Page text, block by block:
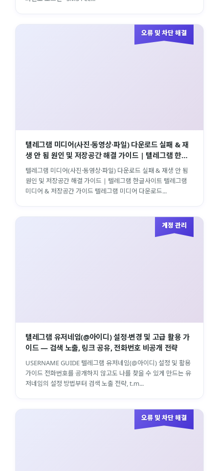
오류 및 차단 해결
텔레그램 미디어(사진·동영상·파일) 다운로드 실패 & 재
생 안 됨 원인 및 저장공간 해결 가이드 | 텔레그램 한글
사이트
텔레그램 미디어(사진·동영상·파일) 다운로드 실패 & 재생 안 됨
원인 및 저장공간 해결 가이드 | 텔레그램 한글사이트 텔레그램
미디어 & 저장공간 가이드 텔레그램 미디어 다운로드...
계정 관리
텔레그램 유저네임(@아이디) 설정·변경 및 고급 활용 가
이드 — 검색 노출, 링크 공유, 전화번호 비공개 전략
USERNAME GUIDE 텔레그램 유저네임(@아이디) 설정 및 활용
가이드 전화번호를 공개하지 않고도 나를 찾을 수 있게 만드는 유
저네임의 설정 방법부터 검색 노출 전략, t.m...
오류 및 차단 해결